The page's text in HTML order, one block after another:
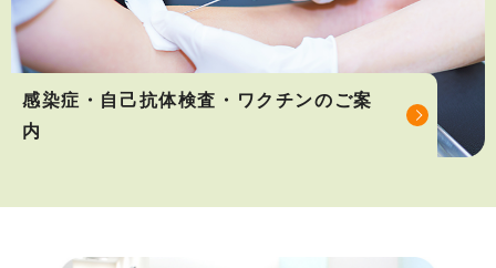
感染症・自己抗体検査・ワクチンのご案
内